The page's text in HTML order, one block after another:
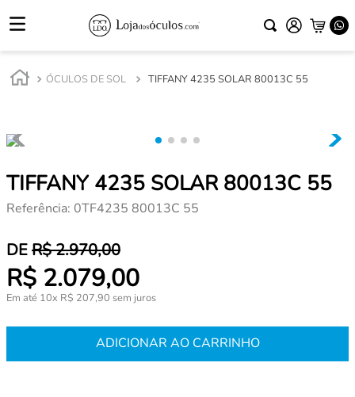
ÓCULOS DE SOL TIFFANY 4235 SOLAR 80013C 55
TIFFANY 4235 SOLAR 80013C 55
Referência: 0TF4235 80013C 55
R$2.970,00
R$ 2.079,00
Em até 10x R$ 207,90 sem juros
ADICIONAR AO CARRINHO